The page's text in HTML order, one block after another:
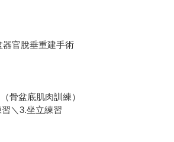
器官脫垂重建手術
骨盆底肌肉訓練）
＼3.坐立練習